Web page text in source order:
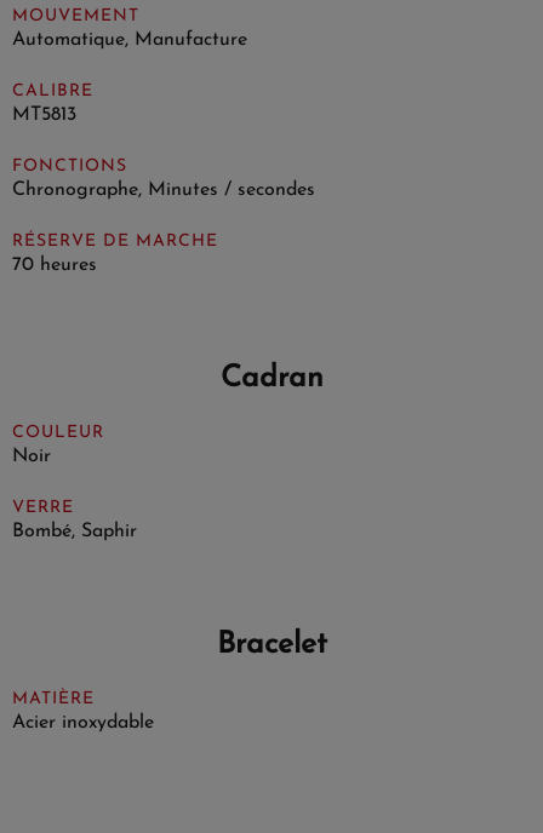
MOUVEMENT
Automatique, Manufacture
CALIBRE
MT5813
FONCTIONS
Chronographe, Minutes / secondes
RÉSERVE DE MARCHE
70 heures
Cadran
COULEUR
Noir
VERRE
Bombé, Saphir
Bracelet
MATIÈRE
Acier inoxydable